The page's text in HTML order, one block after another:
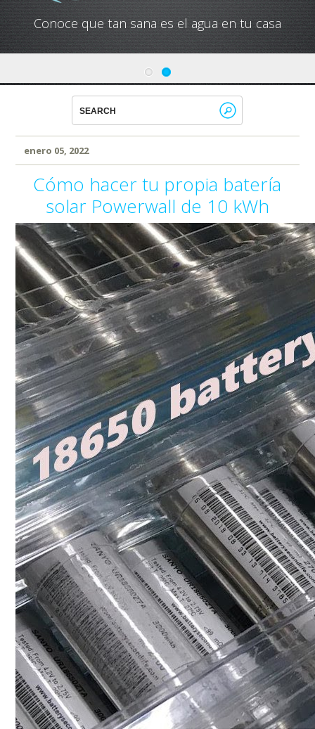
Conoce que tan sana es el agua en tu casa
Conoce cual es el mejor calentador solar de
México
enero 05, 2022
Cómo hacer tu propia batería
solar Powerwall de 10 kWh